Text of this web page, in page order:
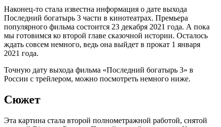
Наконец-то стала известна информация о дате выхода
Последний богатырь 3 части в кинотеатрах. Премьера
популярного фильма состоится 23 декабря 2021 года. А пока
мы готовимся ко второй главе сказочной истории. Осталось
ждать совсем немного, ведь она выйдет в прокат 1 января
2021 года.
Точную дату выхода фильма «Последний богатырь 3» в
России с трейлером, можно посмотреть немного ниже.
Сюжет
Эта картина стала второй полнометражной работой, снятой